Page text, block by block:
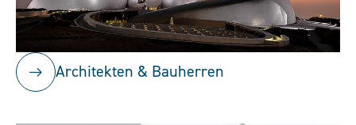
Architekten & Bauherren